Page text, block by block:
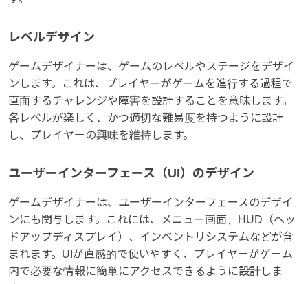
レベルデザイン
ゲームデザイナーは、ゲームのレベルやステージをデザイ
ンします。これは、プレイヤーがゲームを進行する過程で
直面するチャレンジや障害を設計することを意味します。
各レベルが楽しく、かつ適切な難易度を持つように設計
し、プレイヤーの興味を維持します。
ユーザーインターフェース（UI）のデザイン
ゲームデザイナーは、ユーザーインターフェースのデザイ
ンにも関与します。これには、メニュー画面、HUD（ヘッ
ドアップディスプレイ）、インベントリシステムなどが含
まれます。UIが直感的で使いやすく、プレイヤーがゲーム
内で必要な情報に簡単にアクセスできるように設計しま